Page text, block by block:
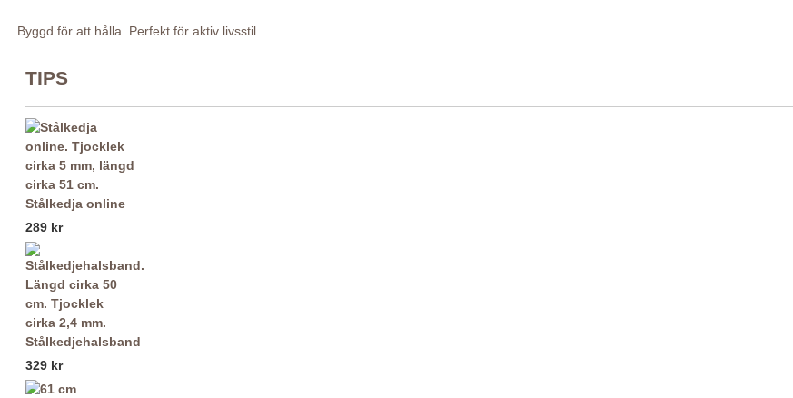
Byggd för att hålla. Perfekt för aktiv livsstil
TIPS
Stålkedja online
289 kr
Stålkedjehalsband
329 kr